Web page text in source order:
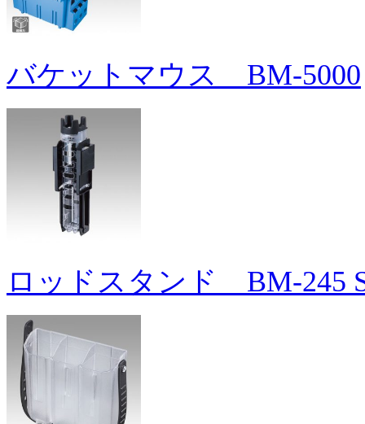
バケットマウス BM-5000
ロッドスタンド BM-245